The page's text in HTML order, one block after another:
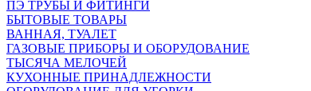
ПЭ ТРУБЫ И ФИТИНГИ
БЫТОВЫЕ ТОВАРЫ
ВАННАЯ, ТУАЛЕТ
ГАЗОВЫЕ ПРИБОРЫ И ОБОРУДОВАНИЕ
ТЫСЯЧА МЕЛОЧЕЙ
КУХОННЫЕ ПРИНАДЛЕЖНОСТИ